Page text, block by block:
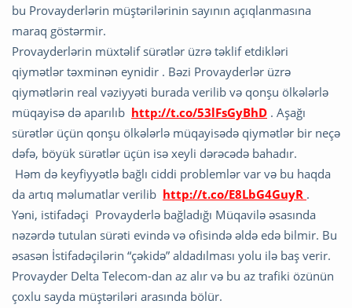
bu Provayderlərin müştərilərinin sayının açıqlanmasına
maraq göstərmir.
Provayderlərin müxtəlif sürətlər üzrə təklif etdikləri
qiymətlər təxminən eynidir . Bəzi Provayderlər üzrə
qiymətlərin real vəziyyəti burada verilib və qonşu ölkələrlə
müqayisə də aparılıb http://t.co/53lFsGyBhD . Aşağı
sürətlər üçün qonşu ölkələrlə müqayisədə qiymətlər bir neçə
dəfə, böyük sürətlər üçün isə xeyli dərəcədə bahadır.
Həm də keyfiyyətlə bağlı ciddi problemlər var və bu haqda
da artıq məlumatlar verilib http://t.co/E8LbG4GuyR .
Yəni, istifadəçi Provayderlə bağladığı Müqavilə əsasında
nəzərdə tutulan sürəti evində və ofisində əldə edə bilmir. Bu
əsasən İstifadəçilərin “çəkidə” aldadılması yolu ilə baş verir.
Provayder Delta Telecom-dan az alır və bu az trafiki özünün
çoxlu sayda müştəriləri arasında bölür.